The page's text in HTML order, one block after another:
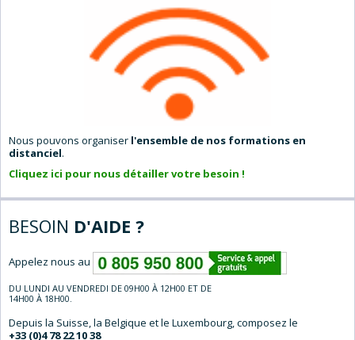
Nous pouvons organiser l'ensemble de nos formations en
distanciel.
Cliquez ici pour nous détailler votre besoin !
BESOIN D'AIDE ?
Appelez nous au
DU LUNDI AU VENDREDI DE 09H00 À 12H00 ET DE
14H00 À 18H00.
Depuis la Suisse, la Belgique et le Luxembourg, composez le
+33 (0)4 78 22 10 38